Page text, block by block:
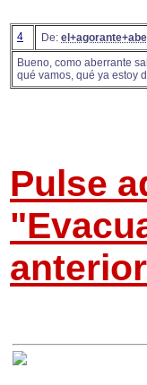
4 De:
Bueno, como aberrante
qué vamos, qué ya estoy
Pulse